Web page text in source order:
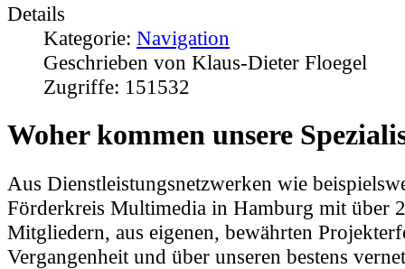
Details
Kategorie: Navigation
Geschrieben von Klaus-Dieter Floegel
Zugriffe: 151532
Woher kommen unsere
Aus Dienstleistungsnetzwerken wie
Förderkreis Multimedia in Hamburg mit über
Mitgliedern, aus eigenen, bewährten
Vergangenheit und über unseren bestens